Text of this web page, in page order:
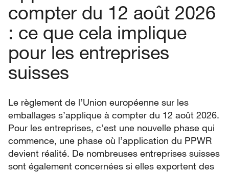
compter du 12 août 2026
: ce que cela implique
pour les entreprises
suisses
Le règlement de l’Union européenne sur les
emballages s’applique à compter du 12 août 2026.
Pour les entreprises, c’est une nouvelle phase qui
commence, une phase où l’application du PPWR
devient réalité. De nombreuses entreprises suisses
sont également concernées si elles exportent des